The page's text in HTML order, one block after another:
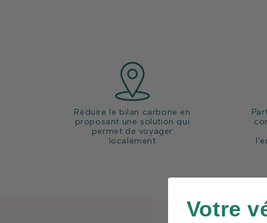
Réduire le bilan carbone en
proposant une solution qui
permet de voyager
localement
Votre